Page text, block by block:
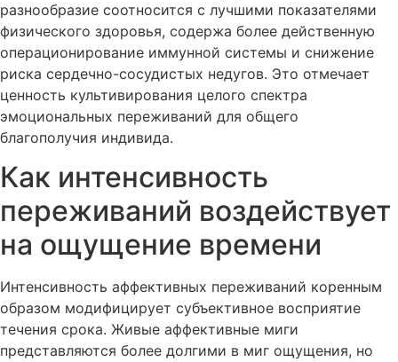
разнообразие соотносится с лучшими показателями
физического здоровья, содержа более действенную
операционирование иммунной системы и снижение
риска сердечно-сосудистых недугов. Это отмечает
ценность культивирования целого спектра
эмоциональных переживаний для общего
благополучия индивида.
Как интенсивность
переживаний воздействует
на ощущение времени
Интенсивность аффективных переживаний коренным
образом модифицирует субъективное восприятие
течения срока. Живые аффективные миги
представляются более долгими в миг ощущения, но